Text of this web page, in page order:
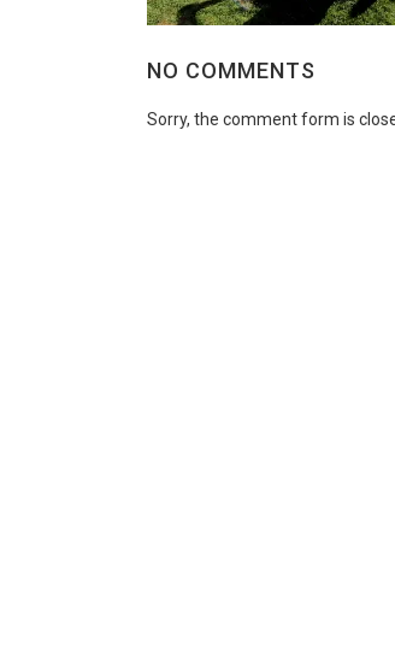
NO COMMENTS
Sorry, the comment form is